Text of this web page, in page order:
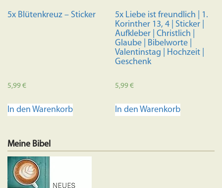
5x Blütenkreuz – Sticker
5,99€
In den Warenkorb
5x Liebe ist freundlich | 1.
Korinther 13, 4 | Sticker |
Aufkleber | Christlich |
Glaube | Bibelworte |
Valentinstag | Hochzeit |
Geschenk
5,99€
In den Warenkorb
Meine Bibel